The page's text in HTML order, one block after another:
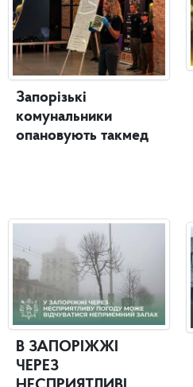
Запорізькі
комунальники
опановують такмед
В ЗАПОРІЖЖІ
ЧЕРЕЗ